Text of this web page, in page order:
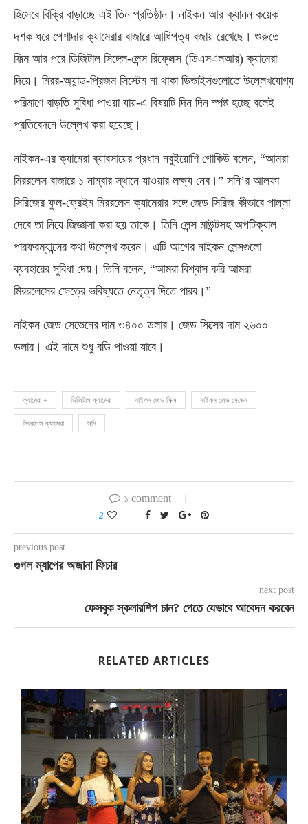
হিসেবে বিক্রি বাড়াচ্ছে এই তিন প্রতিষ্ঠান। নাইকন আর ক্যানন কয়েক
দশক ধরে পেশাদার ক্যামেরার বাজারে আধিপত্য বজায় রেখেছে। শুরুতে
ফিল্ম আর পরে ডিজিটাল সিঙ্গেল-লেন্স রিফ্লেক্স (ডিএসএলআর) ক্যামেরা
দিয়ে। মিরর-অ্যান্ড-প্রিজম সিস্টেম না থাকা ডিভাইসগুলোতে উল্লেখযোগ্য
পরিমাণে বাড়তি সুবিধা পাওয়া যায়-এ বিষয়টি দিন দিন স্পষ্ট হচ্ছে বলেই
প্রতিবেদনে উল্লেখ করা হয়েছে।
নাইকন-এর ক্যামেরা ব্যাবসায়ের প্রধান নবুইয়োশি গোকিউ বলেন, “আমরা
মিররলেস বাজারে ১ নাম্বার স্থানে যাওয়ার লক্ষ্য নেব।” সনি’র আলফা
সিরিজের ফুল-ফ্রেইম মিররলেস ক্যামেরার সঙ্গে জেড সিরিজ কীভাবে পাল্লা
দেবে তা নিয়ে জিজ্ঞাসা করা হয় তাকে। তিনি লেন্স মাউন্টসহ অপটিক্যাল
পারফরম্যান্সের কথা উল্লেখ করেন। এটি আগের নাইকন লেন্সগুলো
ব্যবহারের সুবিধা দেয়। তিনি বলেন, “আমরা বিশ্বাস করি আমরা
মিররলেসের ক্ষেত্রে ভবিষ্যতে নেতৃত্ব দিতে পারব।”
নাইকন জেড সেভেনের দাম ৩৪০০ ডলার। জেড সিক্সের দাম ২৬০০
ডলার। এই দামে শুধু বডি পাওয়া যাবে।
ক্যামেরা + ডিজিটাল ক্যামেরা নাইকন জেড সিক্স নাইকন জেড সেভেন
মিররলেস ক্যামেরা সনি
১ comment
2
previous post
গুগল ম্যাপের অজানা ফিচার
next post
ফেসবুক স্কলারশিপ চান? পেতে যেভাবে আবেদন করবেন
RELATED ARTICLES